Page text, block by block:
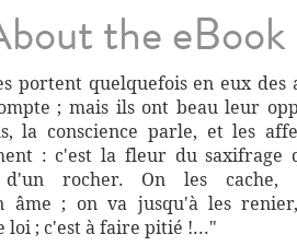
the eBook
portent quelquefois en eux des
; mais ils ont beau leur
la conscience parle, et les
: c'est la fleur du
rocher. On les cache,
âme ; on va jusqu'à les
; c'est à faire pitié !..."